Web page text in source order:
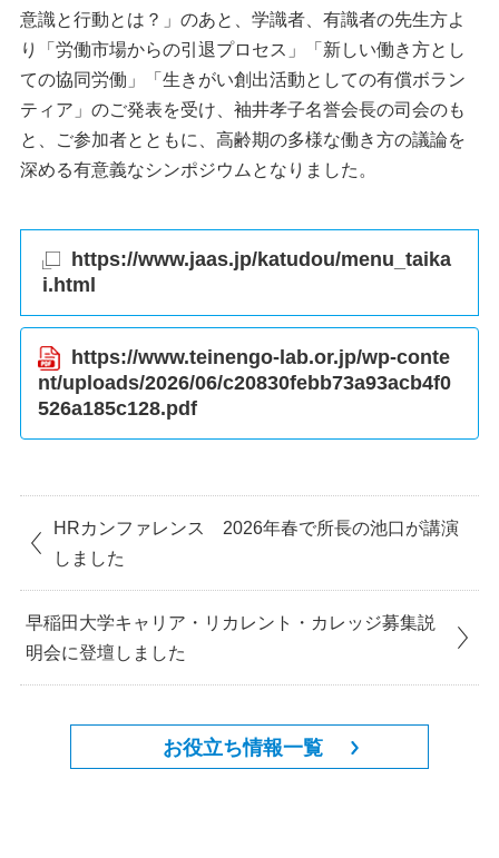
意識と行動とは？」のあと、学識者、有識者の先生方よ
り「労働市場からの引退プロセス」「新しい働き方とし
ての協同労働」「生きがい創出活動としての有償ボラン
ティア」のご発表を受け、袖井孝子名誉会長の司会のも
と、ご参加者とともに、高齢期の多様な働き方の議論を
深める有意義なシンポジウムとなりました。
https://www.jaas.jp/katudou/menu_taika
i.html
https://www.teinengo-lab.or.jp/wp-conte
nt/uploads/2026/06/c20830febb73a93acb4f0
526a185c128.pdf
HRカンファレンス 2026年春で所長の池口が講演
しました
早稲田大学キャリア・リカレント・カレッジ募集説
明会に登壇しました
お役立ち情報一覧